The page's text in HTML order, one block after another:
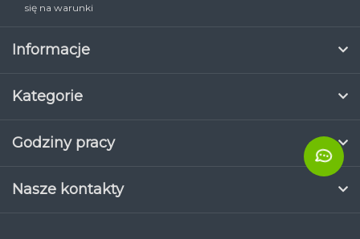
się na warunki
Informacje
Kategorie
Godziny pracy
Nasze kontakty